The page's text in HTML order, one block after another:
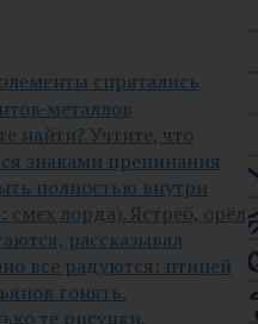
спрятались
найти? Учтите, что
знаками препинания
полностью внутри
лорда). Ястреб, орёл
рассказывал
все радуются: птицей
гонять.
те рисунки,